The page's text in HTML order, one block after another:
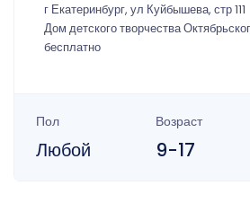
г Екатеринбург, ул Куйбышева, стр 111
Дом детского творчества
бесплатно
Пол
Любой
Возраст
9-17